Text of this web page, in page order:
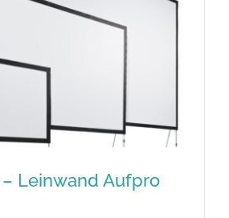
Leinwand Aufpro